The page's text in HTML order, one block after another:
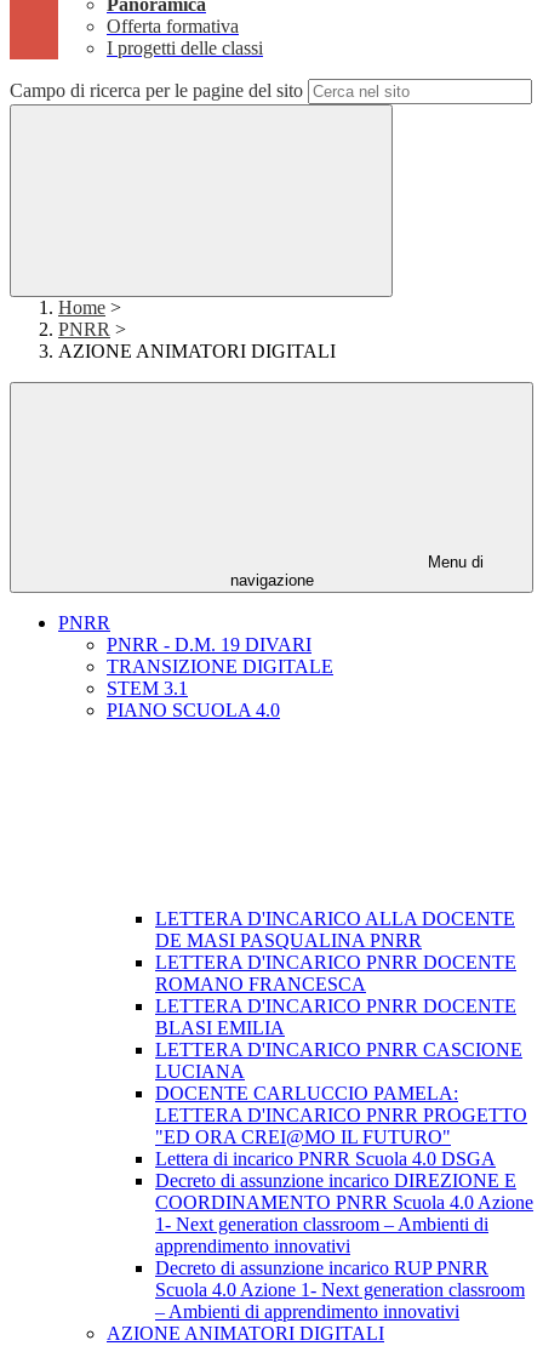
Panoramica
Offerta formativa
I progetti delle classi
Campo di ricerca per le pagine del sito
Home >
PNRR >
AZIONE ANIMATORI DIGITALI
Menu di
navigazione
PNRR
PNRR - D.M. 19 DIVARI
TRANSIZIONE DIGITALE
STEM 3.1
PIANO SCUOLA 4.0
LETTERA D'INCARICO ALLA DOCENTE
DE MASI PASQUALINA PNRR
LETTERA D'INCARICO PNRR DOCENTE
ROMANO FRANCESCA
LETTERA D'INCARICO PNRR DOCENTE
BLASI EMILIA
LETTERA D'INCARICO PNRR CASCIONE
LUCIANA
DOCENTE CARLUCCIO PAMELA:
LETTERA D'INCARICO PNRR PROGETTO
"ED ORA CREI@MO IL FUTURO"
Lettera di incarico PNRR Scuola 4.0 DSGA
Decreto di assunzione incarico DIREZIONE E
COORDINAMENTO PNRR Scuola 4.0 Azione
1- Next generation classroom – Ambienti di
apprendimento innovativi
Decreto di assunzione incarico RUP PNRR
Scuola 4.0 Azione 1- Next generation classroom
– Ambienti di apprendimento innovativi
AZIONE ANIMATORI DIGITALI